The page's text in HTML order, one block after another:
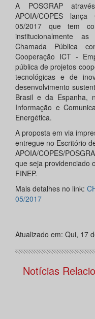
A POSGRAP
APOIA/COPES
05/2017 que tem
institucionalmente
Chamada Pública
Cooperação ICT -
pública de projetos
tecnológicas e de
desenvolvimento
Brasil e da Espanha,
Informação e
Energética.
A proposta em via
entregue no Escritório
APOIA/COPES/
que seja providenciado
FINEP.
Mais detalhes no link:
05/2017
Atualizado em: Qui, 17
Notícias